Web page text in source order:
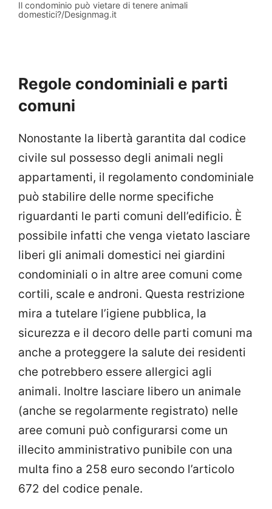
Il condominio può vietare di tenere animali
domestici?/Designmag.it
Regole condominiali e parti
comuni
Nonostante la libertà garantita dal codice
civile sul possesso degli animali negli
appartamenti, il regolamento condominiale
può stabilire delle norme specifiche
riguardanti le parti comuni dell’edificio. È
possibile infatti che venga vietato lasciare
liberi gli animali domestici nei giardini
condominiali o in altre aree comuni come
cortili, scale e androni. Questa restrizione
mira a tutelare l’igiene pubblica, la
sicurezza e il decoro delle parti comuni ma
anche a proteggere la salute dei residenti
che potrebbero essere allergici agli
animali. Inoltre lasciare libero un animale
(anche se regolarmente registrato) nelle
aree comuni può configurarsi come un
illecito amministrativo punibile con una
multa fino a 258 euro secondo l’articolo
672 del codice penale.